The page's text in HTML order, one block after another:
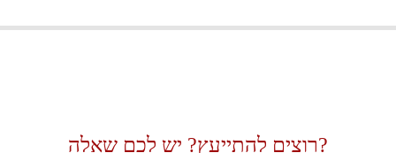
רוצים להתייעץ? יש לכם שאלה?